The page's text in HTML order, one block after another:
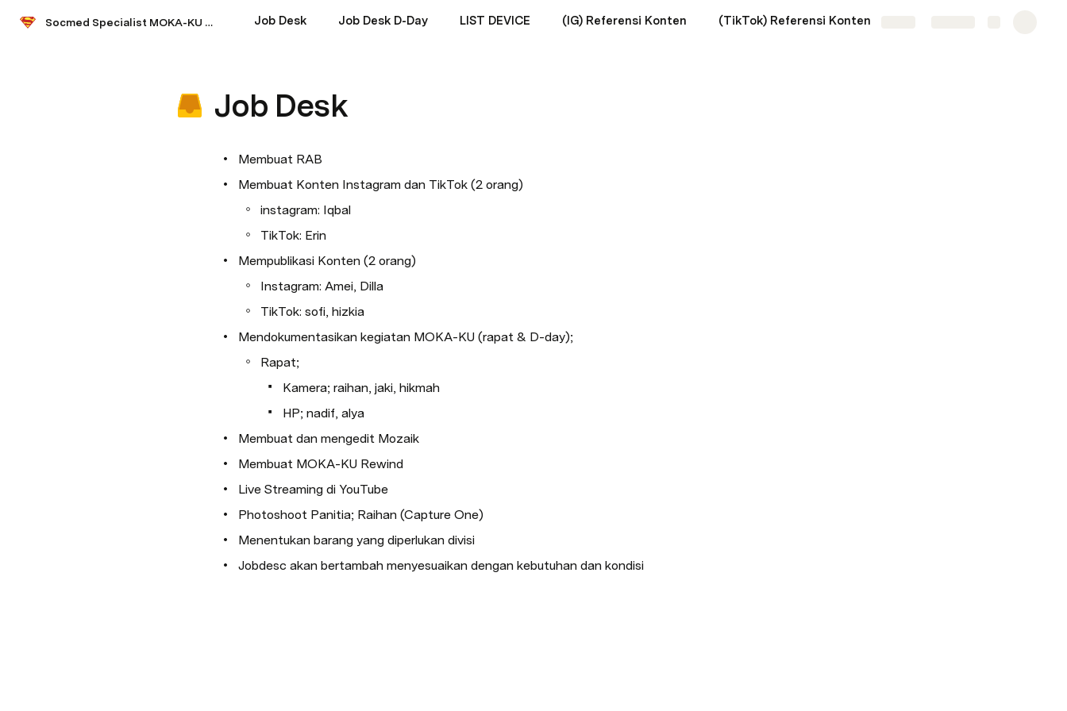
Socmed Specialist MOKA-KU 25 Job Desk Job Desk D-Day LIST DEVICE (IG) Referensi Konten (TikTok) Referensi Konten
Job Desk
Membuat RAB
Membuat Konten Instagram dan TikTok (2 orang)
instagram: Iqbal
TikTok: Erin
Mempublikasi Konten (2 orang)
Instagram: Amei, Dilla
TikTok: sofi, hizkia
Mendokumentasikan kegiatan MOKA-KU (rapat & D-day);
Rapat;
Kamera; raihan, jaki, hikmah
HP; nadif, alya
Membuat dan mengedit Mozaik
Membuat MOKA-KU Rewind
Live Streaming di YouTube
Photoshoot Panitia; Raihan (Capture One)
Menentukan barang yang diperlukan divisi
Jobdesc akan bertambah menyesuaikan dengan kebutuhan dan kondisi